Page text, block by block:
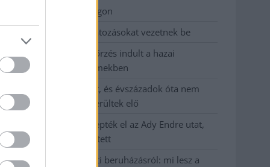
birkózó-világbajnokságon
Jászberényben is korlátozásokat vezetnek be
Átfogó országos ellenőrzés indult a hazai
akkumulátoripari üzemekben
A Tisza visszahúzódott, és évszázadok óta nem
látott maradványok kerültek elő
Mentők és rendőrök lepték el az Ady Endre utat,
egy kerékpáros is érintett
Parázs vita a Fiumei úti beruházásról: mi lesz a